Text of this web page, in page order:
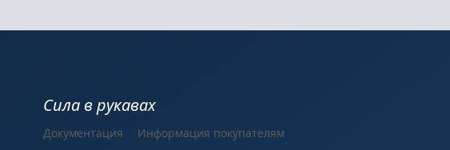
Сила в рукавах
Документация Информация покупателям